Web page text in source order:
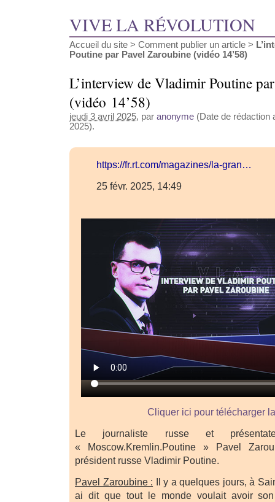
VIVE LA RÉVOLUTION
Accueil du site > Comment publier un article >
Poutine par Pavel Zaroubine (vidéo 14’58)
L’interview de Vladimir Poutine
(vidéo 14’58)
jeudi 3 avril 2025, par anonyme (Date de rédaction
2025).
https://fr.rt.com/magazines/la-gran…
25 févr. 2025, 14:49
Cliquer ici pour télécharger
Le journaliste russe et
« Moscow.Kremlin.Poutine » Pavel
président russe Vladimir Poutine.
Pavel Zaroubine : Il y a quelques jours, à
ai dit que tout le monde voulait avoir